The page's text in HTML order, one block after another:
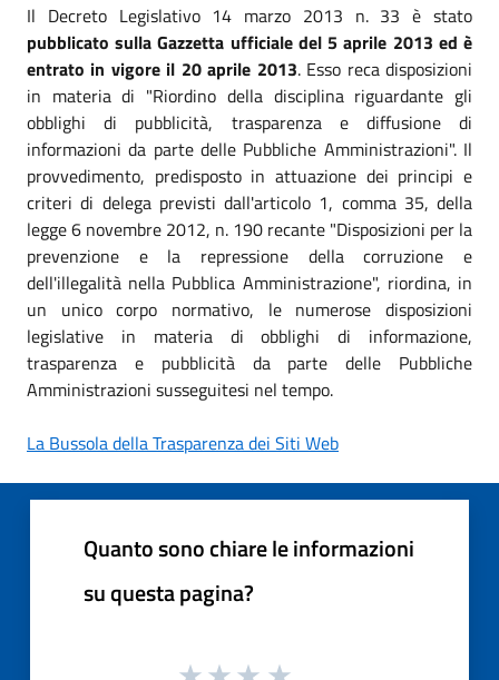
Il Decreto Legislativo 14 marzo 2013 n. 33 è stato
pubblicato sulla Gazzetta ufficiale del 5 aprile 2013 ed è
entrato in vigore il 20 aprile 2013. Esso reca disposizioni
in materia di "Riordino della disciplina riguardante gli
obblighi di pubblicità, trasparenza e diffusione di
informazioni da parte delle Pubbliche Amministrazioni". Il
provvedimento, predisposto in attuazione dei principi e
criteri di delega previsti dall'articolo 1, comma 35, della
legge 6 novembre 2012, n. 190 recante "Disposizioni per la
prevenzione e la repressione della corruzione e
dell'illegalità nella Pubblica Amministrazione", riordina, in
un unico corpo normativo, le numerose disposizioni
legislative in materia di obblighi di informazione,
trasparenza e pubblicità da parte delle Pubbliche
Amministrazioni susseguitesi nel tempo.
La Bussola della Trasparenza dei Siti Web
Quanto sono chiare le informazioni
su questa pagina?